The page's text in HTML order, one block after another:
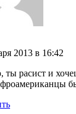
2013 в 16:42
ты расист и